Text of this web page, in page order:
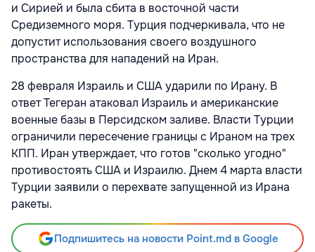
и Сирией и была сбита в восточной части
Средиземного моря. Турция подчеркивала, что не
допустит использования своего воздушного
пространства для нападений на Иран.
28 февраля Израиль и США ударили по Ирану. В
ответ Тегеран атаковал Израиль и американские
военные базы в Персидском заливе. Власти Турции
ограничили пересечение границы с Ираном на трех
КПП. Иран утверждает, что готов "сколько угодно"
противостоять США и Израилю. Днем 4 марта власти
Турции заявили о перехвате запущенной из Ирана
ракеты.
Подпишитесь на новости Point.md в Google